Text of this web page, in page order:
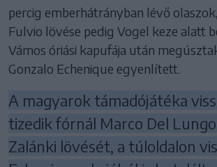
percig emberhátrányban lévő
Fulvio lövése pedig Vogel keze alatt
Vámos óriási kapufája után
Gonzalo Echenique egyenlített.
A magyarok támadójátéka
tizedik fórnál Marco Del
Zalánki lövését, a túloldalon